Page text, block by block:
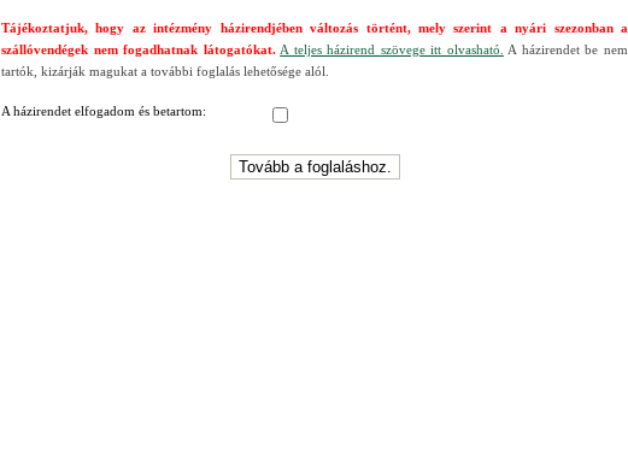
Tájékoztatjuk, hogy az intézmény házirendjében változás történt, mely szerint a nyári szezonban a
szállóvendégek nem fogadhatnak látogatókat. A teljes házirend szövege itt olvasható.
A házirendet be nem
tartók, kizárják magukat a további foglalás lehetősége alól.
A házirendet elfogadom és betartom: